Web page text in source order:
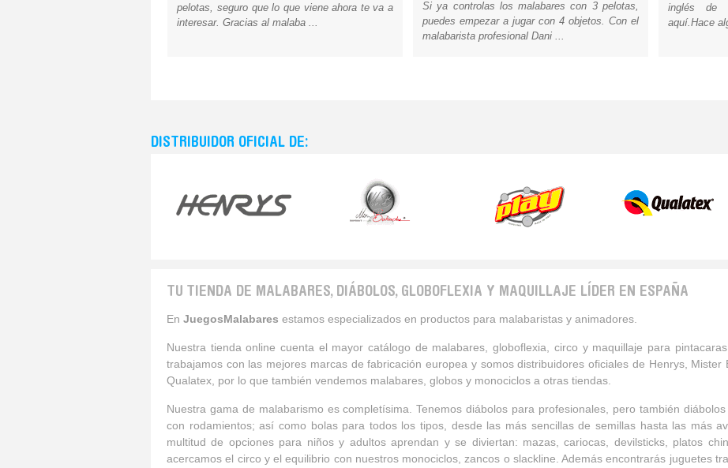
pelotas, seguro que lo que viene ahora te va a
interesar. Gracias al malaba ...
Si ya controlas los malabares con 3 pelotas,
puedes empezar a jugar con 4 objetos. Con el
malabarista profesional Dani ...
inglés de
aquí.Hace
DISTRIBUIDOR OFICIAL DE:
TU TIENDA DE MALABARES, DIÁBOLOS, GLOBOFLEXIA Y MAQUILLAJE LÍDER EN ESPAÑA
En JuegosMalabares estamos especializados en productos para malabaristas y animadores.
Nuestra tienda online cuenta el mayor catálogo de malabares, globoflexia, circo y maquillaje para
trabajamos con las mejores marcas de fabricación europea y somos distribuidores oficiales de Henrys, Mister
Qualatex, por lo que también vendemos malabares, globos y monociclos a otras tiendas.
Nuestra gama de malabarismo es completísima. Tenemos diábolos para profesionales, pero también
con rodamientos; así como bolas para todos los tipos, desde las más sencillas de semillas hasta las más
multitud de opciones para niños y adultos aprendan y se diviertan: mazas, cariocas, devilsticks, platos
acercamos el circo y el equilibrio con nuestros monociclos, zancos o slackline. Además encontrarás juguetes